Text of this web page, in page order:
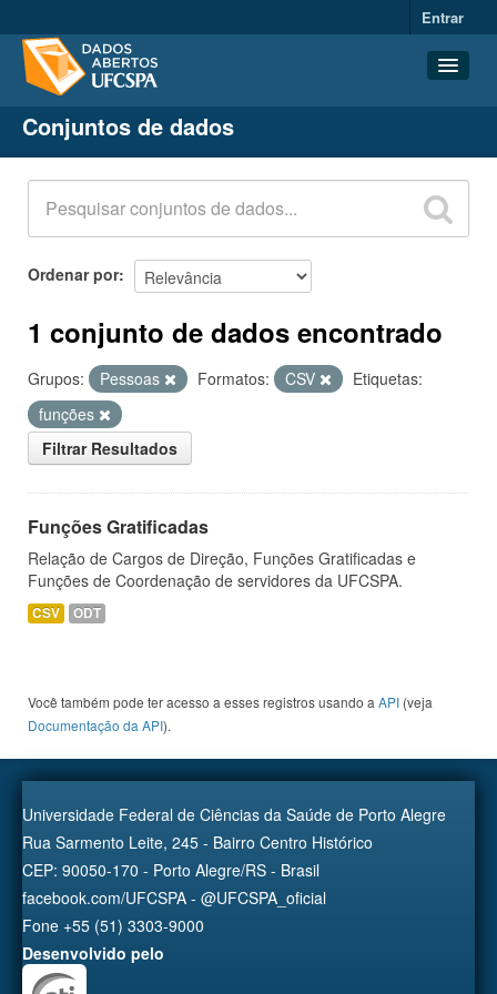
Entrar
Conjuntos de dados
Organizações
Grupos
Sobre
Conjuntos de dados
Ordenar por
1 conjunto de dados encontrado
Grupos: Pessoas Formatos: CSV
Etiquetas:
funções
Filtrar Resultados
Funções Gratificadas
Relação de Cargos de Direção, Funções Gratificadas e
Funções de Coordenação de servidores da UFCSPA.
CSV ODT
Você também pode ter acesso a esses registros usando a API (veja
Documentação da API).
Universidade Federal de Ciências da Saúde de Porto Alegre
Rua Sarmento Leite, 245 - Bairro Centro Histórico
CEP: 90050-170 - Porto Alegre/RS - Brasil
facebook.com/UFCSPA - @UFCSPA_oficial
Fone +55 (51) 3303-9000
Desenvolvido pelo